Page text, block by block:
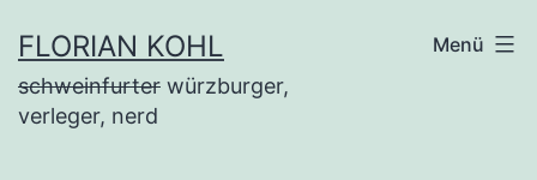
Inhalt
springen
FLORIAN KOHL
schweinfurter würzburger,
verleger, nerd
Menü